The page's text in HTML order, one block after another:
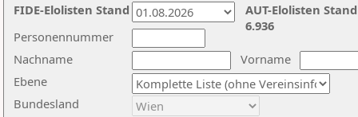
Nachname
Vorname
Ebene
Personennummer
Bundesland
AUT-Elolisten
6.936
FIDE-Elolisten Stand